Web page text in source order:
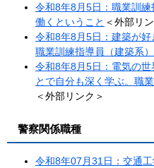
令和8年8月5日：職業訓
働くということ ＜外部リ
令和8年8月5日：建築が好
職業訓練指導員（建築系
令和8年8月5日：電気の
とで自分も深く学ぶ。職
＜外部リンク＞
警察関係職種
令和8年07月31日：交通